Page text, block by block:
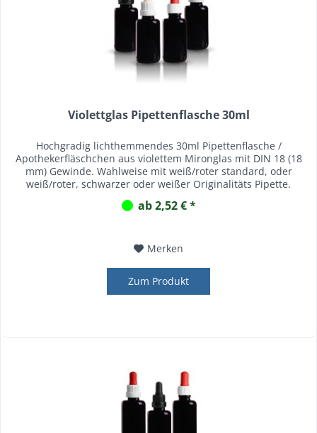
Violettglas Pipettenflasche 30ml
Hochgradig lichthemmendes 30ml Pipettenflasche /
Apothekerfläschchen aus violettem Mironglas mit DIN 18 (18
mm) Gewinde. Wahlweise mit weiß/roter standard, oder
weiß/roter, schwarzer oder weißer Originalitäts Pipette.
ab 2,52 € *
Merken
Zum Produkt